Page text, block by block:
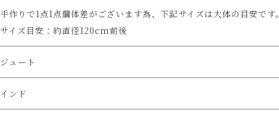
手作りで1点1点個体差がございます為、下記サイズは大体の目安です。
サイズ目安：約直径120cm前後
ジュート
インド